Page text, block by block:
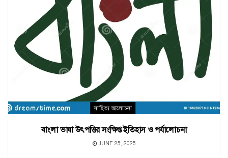
সাহিত্য আলোচনা
বাংলা ভাষা উৎপত্তির সংক্ষিপ্ত ইতিহাস ও পর্যালোচনা
JUNE 25, 2025